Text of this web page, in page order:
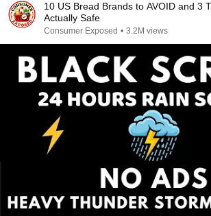
10 US Bread Brands to AVOID and 3
Actually Safe
Consumer Exposed • 3.2M views